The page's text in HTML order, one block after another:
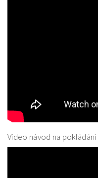
Video návod na pokládání